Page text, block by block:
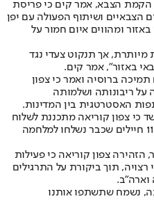
הקמת הצבא, אמר קים כי פריסת
הצבאיים ושיתוף הפעולה עם יפן
באזור ומהווים איום חמור על
מיותרת, אך תנקוט צעדי נגד
באזור", אמר קים.
ברוסיה ואמר כי צפון
ריבונותה ושלמותה
האסטרטגית בין המדינות.
כי צפון קוריאה מתכננת לשלוח
חיילים נוספים לרוסיה, בנוסף ל-11,000 חיילים שכבר נשלחו למלחמה
צפון קוריאה כי פעילות
תוך ביקורת על התרגילים
וארה"ב.
נשמח שתשתפו אותנו